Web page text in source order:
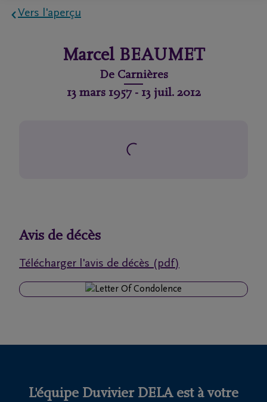
de
funéraire
fréquemment
Vers l'aperçu
Marcel BEAUMET
De Carnières
13 mars 1957- 13 juil. 2012
Avis de décès
Télécharger l'avis de décès (pdf)
L'équipe Duvivier DELA est à votre